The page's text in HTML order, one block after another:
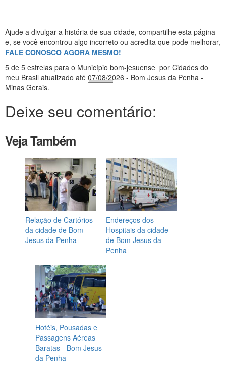
Ajude a divulgar a história de sua cidade, compartilhe esta página
e, se você encontrou algo incorreto ou acredita que pode melhorar,
FALE CONOSCO AGORA MESMO!
5 de 5 estrelas para o Município bom-jesuense por Cidades do
meu Brasil atualizado até 07/08/2026 - Bom Jesus da Penha -
Minas Gerais.
Deixe seu comentário:
Veja Também
Relação de Cartórios
da cidade de Bom
Jesus da Penha
Endereços dos
Hospitais da cidade
de Bom Jesus da
Penha
Hotéis, Pousadas e
Passagens Aéreas
Baratas - Bom Jesus
da Penha